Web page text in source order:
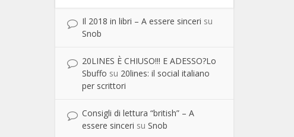
Il 2018 in libri – A essere sinceri su
Snob
20LINES È CHIUSO!!! E ADESSO?Lo
Sbuffo su 20lines: il social italiano
per scrittori
Consigli di lettura “british” – A
essere sinceri su Snob